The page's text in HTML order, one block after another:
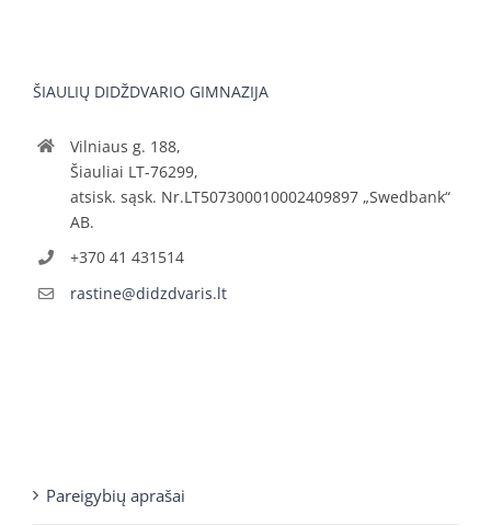
ŠIAULIŲ DIDŽDVARIO GIMNAZIJA
Vilniaus g. 188,
Šiauliai LT-76299,
atsisk. sąsk. Nr.LT507300010002409897 „Swedbank“
AB.
+370 41 431514
rastine@didzdvaris.lt
Pareigybių aprašai